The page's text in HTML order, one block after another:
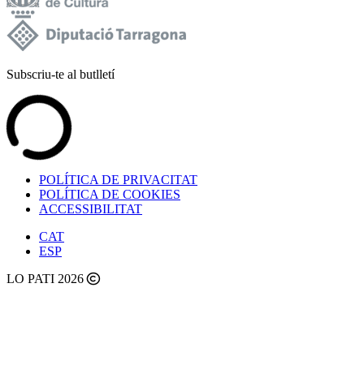
Subscriu-te al butlletí
POLÍTICA DE PRIVACITAT
POLÍTICA DE COOKIES
ACCESSIBILITAT
CAT
ESP
LO PATI 2026